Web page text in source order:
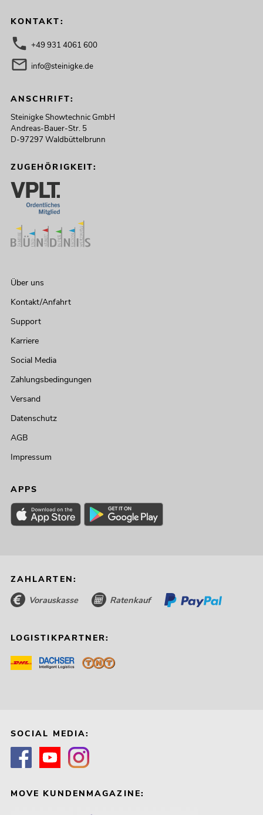
KONTAKT:
+49 931 4061 600
info@steinigke.de
ANSCHRIFT:
Steinigke Showtechnic GmbH
Andreas-Bauer-Str. 5
D-97297 Waldbüttelbrunn
ZUGEHÖRIGKEIT:
Über uns
Kontakt/Anfahrt
Support
Karriere
Social Media
Zahlungsbedingungen
Versand
Datenschutz
AGB
Impressum
APPS
ZAHLARTEN:
Vorauskasse Ratenkauf
LOGISTIKPARTNER:
SOCIAL MEDIA:
MOVE KUNDENMAGAZINE: